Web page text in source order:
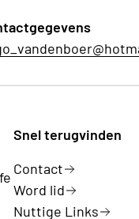
Snel terugvinden
Contact
Word lid
Nuttige Links